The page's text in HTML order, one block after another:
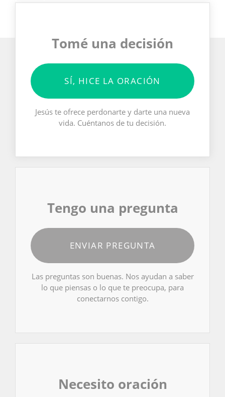
Tomé una decisión
SÍ, HICE LA ORACIÓN
Jesús te ofrece perdonarte y darte una nueva
vida. Cuéntanos de tu decisión.
Tengo una pregunta
ENVIAR PREGUNTA
Las preguntas son buenas. Nos ayudan a saber
lo que piensas o lo que te preocupa, para
conectarnos contigo.
Necesito oración